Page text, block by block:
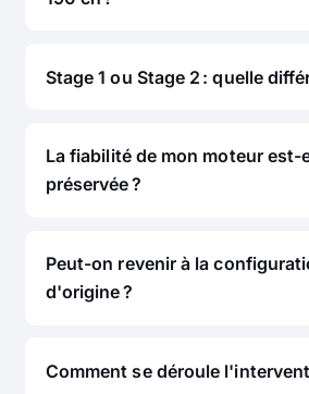
Stage 1 ou Stage 2 : quelle
La fiabilité de mon moteur est-
préservée ?
Peut-on revenir à la
d'origine ?
Comment se déroule